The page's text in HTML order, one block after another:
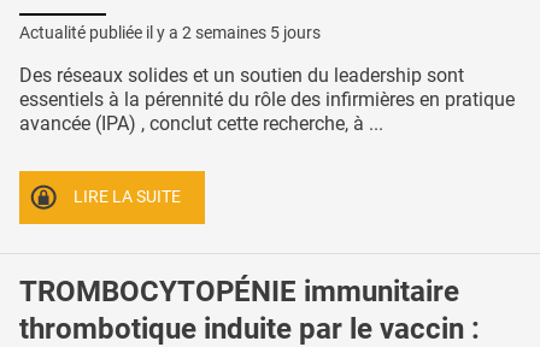
Actualité publiée il y a 2 semaines 5 jours
Des réseaux solides et un soutien du leadership sont
essentiels à la pérennité du rôle des infirmières en pratique
avancée (IPA) , conclut cette recherche, à ...
LIRE LA SUITE
TROMBOCYTOPÉNIE immunitaire
thrombotique induite par le vaccin :